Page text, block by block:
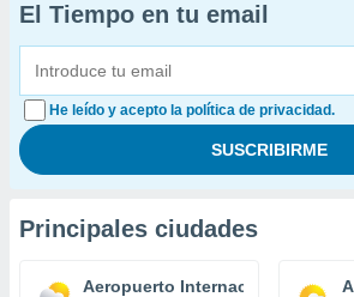
El Tiempo en tu email
He leído y acepto la política de privacidad.
Principales ciudades
Aeropuerto Internacional